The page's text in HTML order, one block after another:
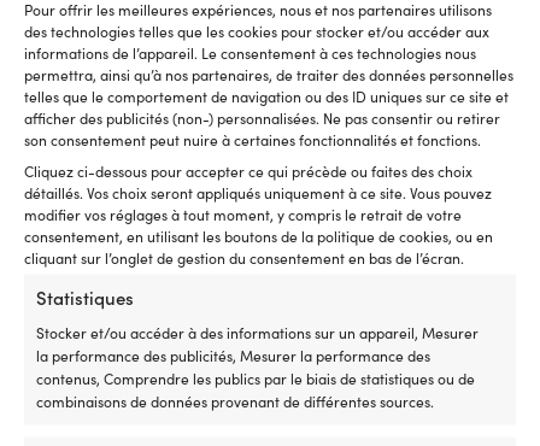
Pour offrir les meilleures expériences, nous et nos partenaires utilisons
des technologies telles que les cookies pour stocker et/ou accéder aux
informations de l’appareil. Le consentement à ces technologies nous
permettra, ainsi qu’à nos partenaires, de traiter des données personnelles
telles que le comportement de navigation ou des ID uniques sur ce site et
afficher des publicités (non-) personnalisées. Ne pas consentir ou retirer
son consentement peut nuire à certaines fonctionnalités et fonctions.
Cliquez ci-dessous pour accepter ce qui précède ou faites des choix
détaillés. Vos choix seront appliqués uniquement à ce site. Vous pouvez
modifier vos réglages à tout moment, y compris le retrait de votre
consentement, en utilisant les boutons de la politique de cookies, ou en
cliquant sur l’onglet de gestion du consentement en bas de l’écran.
Statistiques
Stocker et/ou accéder à des informations sur un appareil, Mesurer
la performance des publicités, Mesurer la performance des
contenus, Comprendre les publics par le biais de statistiques ou de
combinaisons de données provenant de différentes sources.
produit
plusieurs
variations.
Les
peuvent
être
choisies
sur
page
produit
Ancres Delta / Ancres charrue
Lewmar DTX, acier inoxydable
Px cons.489,99€Le
prix
initial
était :
489,99 €.
À partir
de459,99€Le
prix
est :
À
partir
de
459,99 €.
Notre garantie de prix – tout
simplement
Achetez maintenant, comparez le prix plus tard.
Notre garantie de prix est très simple : nous nous